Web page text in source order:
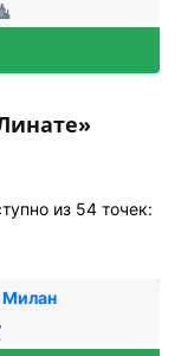
из 54 точек:
Милан